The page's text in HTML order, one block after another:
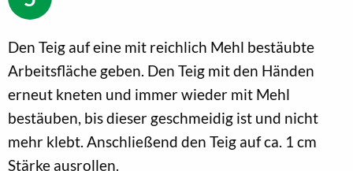
Den Teig auf eine mit reichlich Mehl bestäubte
Arbeitsfläche geben. Den Teig mit den Händen
erneut kneten und immer wieder mit Mehl
bestäuben, bis dieser geschmeidig ist und nicht
mehr klebt. Anschließend den Teig auf ca. 1 cm
Stärke ausrollen.